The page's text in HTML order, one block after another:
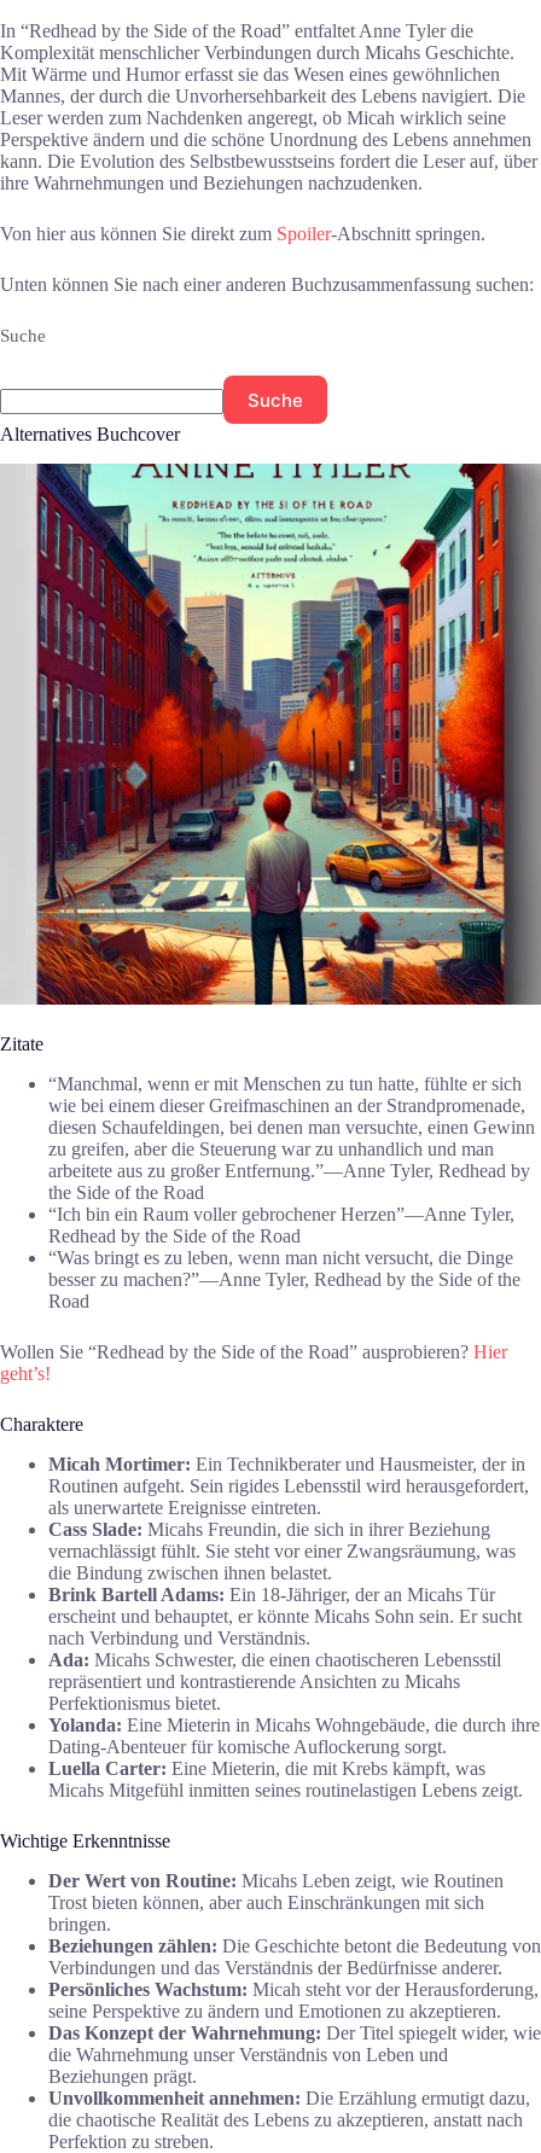
In “Redhead by the Side of the Road” entfaltet Anne Tyler die
Komplexität menschlicher Verbindungen durch Micahs Geschichte.
Mit Wärme und Humor erfasst sie das Wesen eines gewöhnlichen
Mannes, der durch die Unvorhersehbarkeit des Lebens navigiert. Die
Leser werden zum Nachdenken angeregt, ob Micah wirklich seine
Perspektive ändern und die schöne Unordnung des Lebens annehmen
kann. Die Evolution des Selbstbewusstseins fordert die Leser auf, über
ihre Wahrnehmungen und Beziehungen nachzudenken.
Von hier aus können Sie direkt zum Spoiler-Abschnitt springen.
Unten können Sie nach einer anderen Buchzusammenfassung suchen:
Suche
Suche
Alternatives Buchcover
Zitate
“Manchmal, wenn er mit Menschen zu tun hatte, fühlte er sich
wie bei einem dieser Greifmaschinen an der Strandpromenade,
diesen Schaufeldingen, bei denen man versuchte, einen Gewinn
zu greifen, aber die Steuerung war zu unhandlich und man
arbeitete aus zu großer Entfernung.”―Anne Tyler, Redhead by
the Side of the Road
“Ich bin ein Raum voller gebrochener Herzen”―Anne Tyler,
Redhead by the Side of the Road
“Was bringt es zu leben, wenn man nicht versucht, die Dinge
besser zu machen?”―Anne Tyler, Redhead by the Side of the
Road
Wollen Sie “Redhead by the Side of the Road” ausprobieren? Hier
geht’s!
Charaktere
Micah Mortimer: Ein Technikberater und Hausmeister, der in
Routinen aufgeht. Sein rigides Lebensstil wird herausgefordert,
als unerwartete Ereignisse eintreten.
Cass Slade: Micahs Freundin, die sich in ihrer Beziehung
vernachlässigt fühlt. Sie steht vor einer Zwangsräumung, was
die Bindung zwischen ihnen belastet.
Brink Bartell Adams: Ein 18-Jähriger, der an Micahs Tür
erscheint und behauptet, er könnte Micahs Sohn sein. Er sucht
nach Verbindung und Verständnis.
Ada: Micahs Schwester, die einen chaotischeren Lebensstil
repräsentiert und kontrastierende Ansichten zu Micahs
Perfektionismus bietet.
Yolanda: Eine Mieterin in Micahs Wohngebäude, die durch ihre
Dating-Abenteuer für komische Auflockerung sorgt.
Luella Carter: Eine Mieterin, die mit Krebs kämpft, was
Micahs Mitgefühl inmitten seines routinelastigen Lebens zeigt.
Wichtige Erkenntnisse
Der Wert von Routine: Micahs Leben zeigt, wie Routinen
Trost bieten können, aber auch Einschränkungen mit sich
bringen.
Beziehungen zählen: Die Geschichte betont die Bedeutung von
Verbindungen und das Verständnis der Bedürfnisse anderer.
Persönliches Wachstum: Micah steht vor der Herausforderung,
seine Perspektive zu ändern und Emotionen zu akzeptieren.
Das Konzept der Wahrnehmung: Der Titel spiegelt wider, wie
die Wahrnehmung unser Verständnis von Leben und
Beziehungen prägt.
Unvollkommenheit annehmen: Die Erzählung ermutigt dazu,
die chaotische Realität des Lebens zu akzeptieren, anstatt nach
Perfektion zu streben.